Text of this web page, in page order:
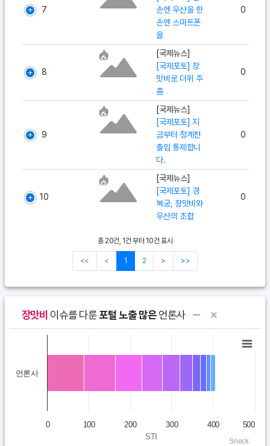
7
손엔 우산을 한
손엔 스마트폰
을
0
8
[국제뉴스]
[국제포토] 장
맛비로 더위 주
춤
0
9
[국제뉴스]
[국제포토] 지
금부터 청계천
출입 통제합니
다.
0
10
[국제뉴스]
[국제포토] 경
복궁, 장맛비와
우산의 조합
0
총 20건, 1건 부터 10건 표시
<< < 1 2 > >>
장맛비 이슈를 다룬포털 노출 많은언론사
Chart
View as data table, Chart
The chart has 1 X axis displaying categories.
The chart has 1 Y axis displaying STI. Data ranges from 88.2
STI
언론사
0 100 200 300 400 500
Sneck